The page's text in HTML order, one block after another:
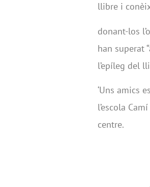
llibre i
donant-los
han superat
l’epíleg del
‘Uns amics
l’escola
centre.